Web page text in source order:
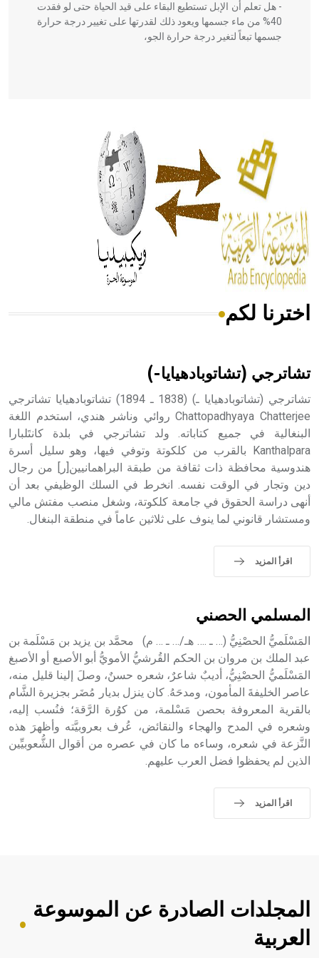
- هل تعلم أن الإبل تستطيع البقاء على قيد الحياة حتى لو فقدت
40% من ماء جسمها ويعود ذلك لقدرتها على تغيير درجة حرارة
جسمها تبعاً لتغير درجة حرارة الجو،
الحكم، الأدلة، تنظيم التغذية، ورسالته في جروح الرأس. ويعود
له الفضل بأنه حرر الطب من الدين والفلسفة.
- هل تعلم أن المرجان إفراز حيواني يتكون في البحر ويتركب
من مادة كربونات الكلسيوم، وهو أحمر أو شديد الحمرة وهو
أجود أنواعه، ويمتاز بكبر الحجم ويسمى الش
هل تعلم أن الأبسيد كلمة فرنسية اللفظ تم اعتمادها مصطلحاً
- هل تعلم أن أبجر Abgar اسم معروف جيداً يعود إلى عدد من
الملوك الذين حكموا مدينة إديسا (الرها) من أبجر الأول وحتى
التاسع، وهم ينتسبون إلى أسرة أوسروين
sign تكتب منفصلة غير متصلة، وتعتمد المبدأ الأكوروفوني،
اخترنا لكم
تشاترجي (تشاتوبادهيايا-)
تشاترجي (تشاتوبادهيايا ـ) (1838 ـ 1894) تشاتوبادهيايا تشاترجي
Chattopadhyaya Chatterjee روائي وناشر هندي، استخدم اللغة
البنغالية في جميع كتاباته. ولد تشاترجي في بلدة كانتَلبارا
Kanthalpara بالقرب من كلكوتة وتوفي فيها، وهو سليل أسرة
هندوسية محافظة ذات ثقافة من طبقة البراهمانيين[ر] من رجال
دين وتجار في الوقت نفسه. انخرط في السلك الوظيفي بعد أن
أنهى دراسة الحقوق في جامعة كلكوتة، وشغل منصب مفتش مالي
ومستشار قانوني لما ينوف على ثلاثين عاماً في منطقة البنغال.
اقرأ المزيد
المسلمي الحصني
المَسْلَميُّ الحصْنِيُّ (… ـ .… هـ/… ـ … م) محمَّد بن يزيد بن مَسْلَمة بن
عبد الملك بن مروان بن الحكم القُرشيُّ الأمويُّ أبو الأصبع أو الأصبغ
المَسْلَميُّ الحصْنِيُّ، أديبٌ شاعرٌ، شعره حسنٌ، وصلَ إلينا قليل منه،
عاصر الخليفةَ المأمون، ومدحَهُ. كان ينزل بديار مُضَر بجزيرة الشَّام
بالقرية المعروفة بحصن مَسْلمة، من كوُرة الرَّقة؛ فنُسب إليه،
وشعره في المدح والهجاء والنقائض، عُرف بعروبيَّته وأظهرَ هذه
النَّزعة في شعره، وساءه ما كان في عصره من أقوال الشُّعوبيِّين
الذين لم يحفظوا فضل العرب عليهم.
اقرأ المزيد
المجلدات الصادرة عن الموسوعة
العربية